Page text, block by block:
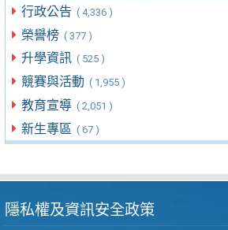
行政公告 ( 4,336 )
榮譽榜 ( 377 )
升學資訊 ( 525 )
競賽與活動 ( 1,955 )
教育宣導 ( 2,051 )
新生專區 ( 67 )
隱私權及資訊安全政策